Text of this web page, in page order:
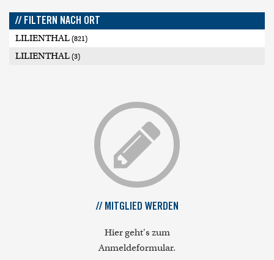
// FILTERN NACH ORT
LILIENTHAL (821)
LILIENTHAL (3)
// MITGLIED WERDEN
Hier geht's zum
Anmeldeformular.